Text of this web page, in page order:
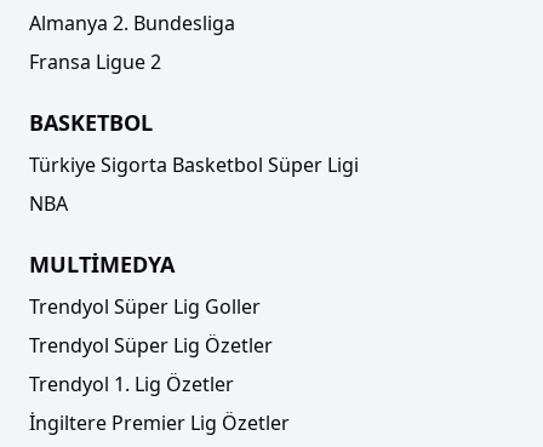
Almanya 2. Bundesliga
Fransa Ligue 2
BASKETBOL
Türkiye Sigorta Basketbol Süper Ligi
NBA
MULTİMEDYA
Trendyol Süper Lig Goller
Trendyol Süper Lig Özetler
Trendyol 1. Lig Özetler
İngiltere Premier Lig Özetler